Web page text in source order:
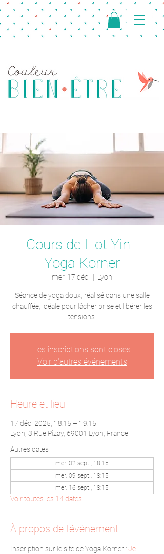
Cours de Hot Yin -
Yoga Korner
mer. 17 déc.
  |
Lyon
Séance de yoga doux, réalisé dans une salle
chauffée, idéale pour lâcher prise et libérer les
tensions.
Les inscriptions sont closes
Voir d'autres événements
Heure et lieu
17 déc. 2025, 18:15 – 19:15
Lyon, 3 Rue Pizay, 69001 Lyon, France
Autres dates
mer. 02 sept., 18:15
mer. 09 sept., 18:15
mer. 16 sept., 18:15
Voir toutes les 14 dates
À propos de l'événement
Inscription sur le site de Yoga Korner : Je